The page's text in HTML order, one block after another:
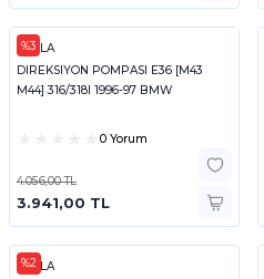
%3
HELLA
DIREKSIYON POMPASI E36 [M43
M44] 316/318I 1996-97 BMW
0 Yorum
4.056,00 TL
3.941,00 TL
%2
HELLA